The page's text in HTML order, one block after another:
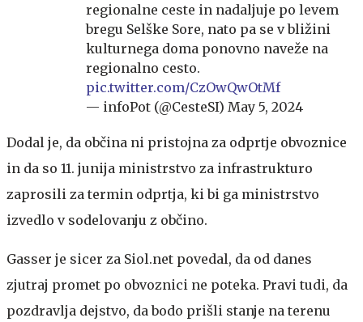
regionalne ceste in nadaljuje po levem
bregu Selške Sore, nato pa se v bližini
kulturnega doma ponovno naveže na
regionalno cesto.
pic.twitter.com/CzOwQwOtMf
— infoPot (@CesteSI) May 5, 2024
Dodal je, da občina ni pristojna za odprtje obvoznice
in da so 11. junija ministrstvo za infrastrukturo
zaprosili za termin odprtja, ki bi ga ministrstvo
izvedlo v sodelovanju z občino.
Gasser je sicer za Siol.net povedal, da od danes
zjutraj promet po obvoznici ne poteka. Pravi tudi, da
pozdravlja dejstvo, da bodo prišli stanje na terenu